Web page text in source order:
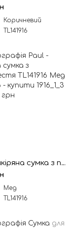
Коричневий
TL141916
Paul - шкіряна сумка з перехрестя TL141916 Мед
Мед
TL141916